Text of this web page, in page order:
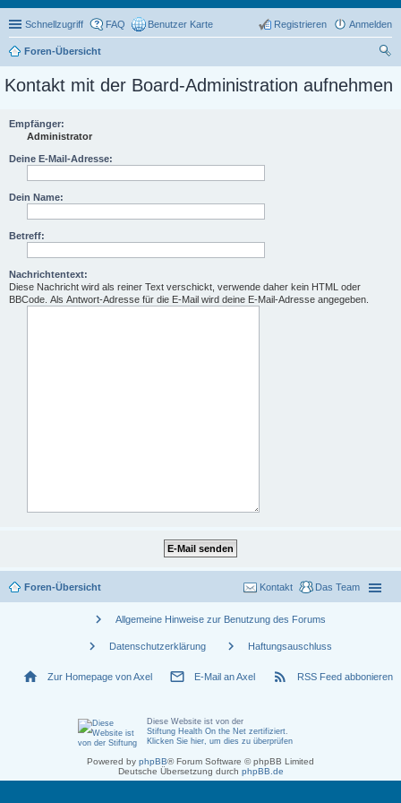
Schnellzugriff FAQ Benutzer Karte Anmelden
Registrieren
Foren-Übersicht
he
Kontakt mit der Board-Administration aufnehmen
Empfänger:
Administrator
Deine E-Mail-Adresse:
Dein Name:
Betreff:
Nachrichtentext:
Diese Nachricht wird als reiner Text verschickt, verwende daher kein HTML oder
BBCode. Als Antwort-Adresse für die E-Mail wird deine E-Mail-Adresse angegeben.
Foren-Übersicht Das Team
Kontakt
chevron_right Allgemeine Hinweise zur Benutzung des Forums
chevron_right Datenschutzerklärung chevron_right Haftungsauschluss
home Zur Homepage von Axel mail_outline E-Mail an Axel rss_feed RSS Feed abbonieren
Diese Website ist von der
Stiftung Health On the Net zertifiziert.
Klicken Sie hier, um dies zu überprüfen
Powered by phpBB® Forum Software © phpBB Limited
Deutsche Übersetzung durch phpBB.de